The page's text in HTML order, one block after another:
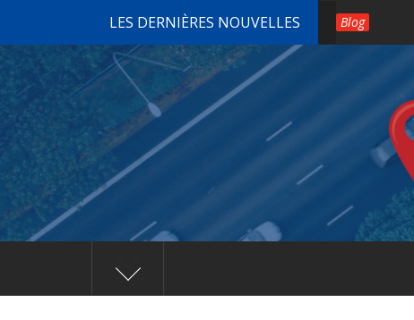
contenu
LES DERNIÈRES NOUVELLES Blog